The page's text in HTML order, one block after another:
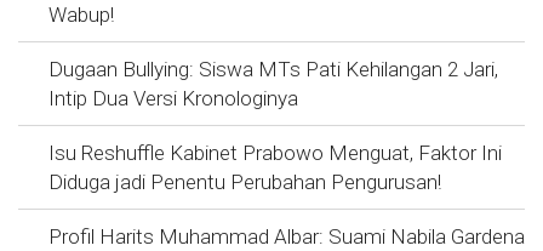
Wabup!
Dugaan Bullying: Siswa MTs Pati Kehilangan 2 Jari,
Intip Dua Versi Kronologinya
Isu Reshuffle Kabinet Prabowo Menguat, Faktor Ini
Diduga jadi Penentu Perubahan Pengurusan!
Profil Harits Muhammad Albar: Suami Nabila Gardena